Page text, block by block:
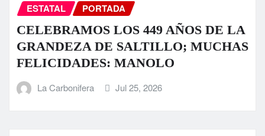
ESTATAL PORTADA
CELEBRAMOS LOS 449 AÑOS DE LA
GRANDEZA DE SALTILLO; MUCHAS
FELICIDADES: MANOLO
La Carbonifera Jul 25, 2026